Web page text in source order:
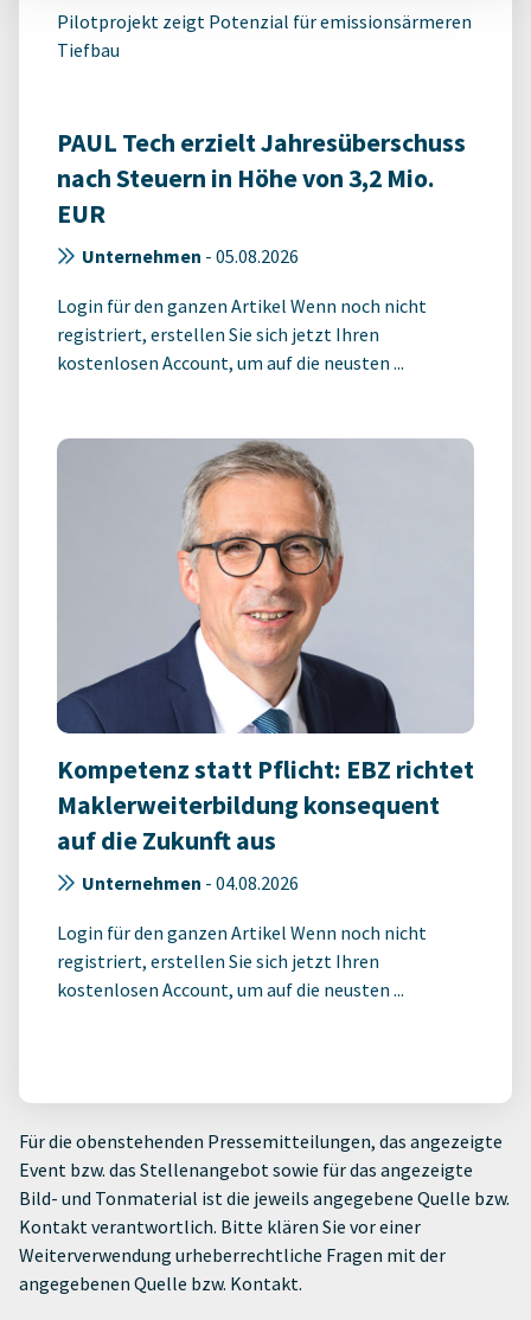
Pilotprojekt zeigt Potenzial für emissionsärmeren
Tiefbau
PAUL Tech erzielt Jahresüberschuss
nach Steuern in Höhe von 3,2 Mio.
EUR
Unternehmen - 05.08.2026
Login für den ganzen Artikel Wenn noch nicht
registriert, erstellen Sie sich jetzt Ihren
kostenlosen Account, um auf die neusten ...
Kompetenz statt Pflicht: EBZ richtet
Maklerweiterbildung konsequent
auf die Zukunft aus
Unternehmen - 04.08.2026
Login für den ganzen Artikel Wenn noch nicht
registriert, erstellen Sie sich jetzt Ihren
kostenlosen Account, um auf die neusten ...
Für die obenstehenden Pressemitteilungen, das angezeigte
Event bzw. das Stellenangebot sowie für das angezeigte
Bild- und Tonmaterial ist die jeweils angegebene Quelle bzw.
Kontakt verantwortlich. Bitte klären Sie vor einer
Weiterverwendung urheberrechtliche Fragen mit der
angegebenen Quelle bzw. Kontakt.